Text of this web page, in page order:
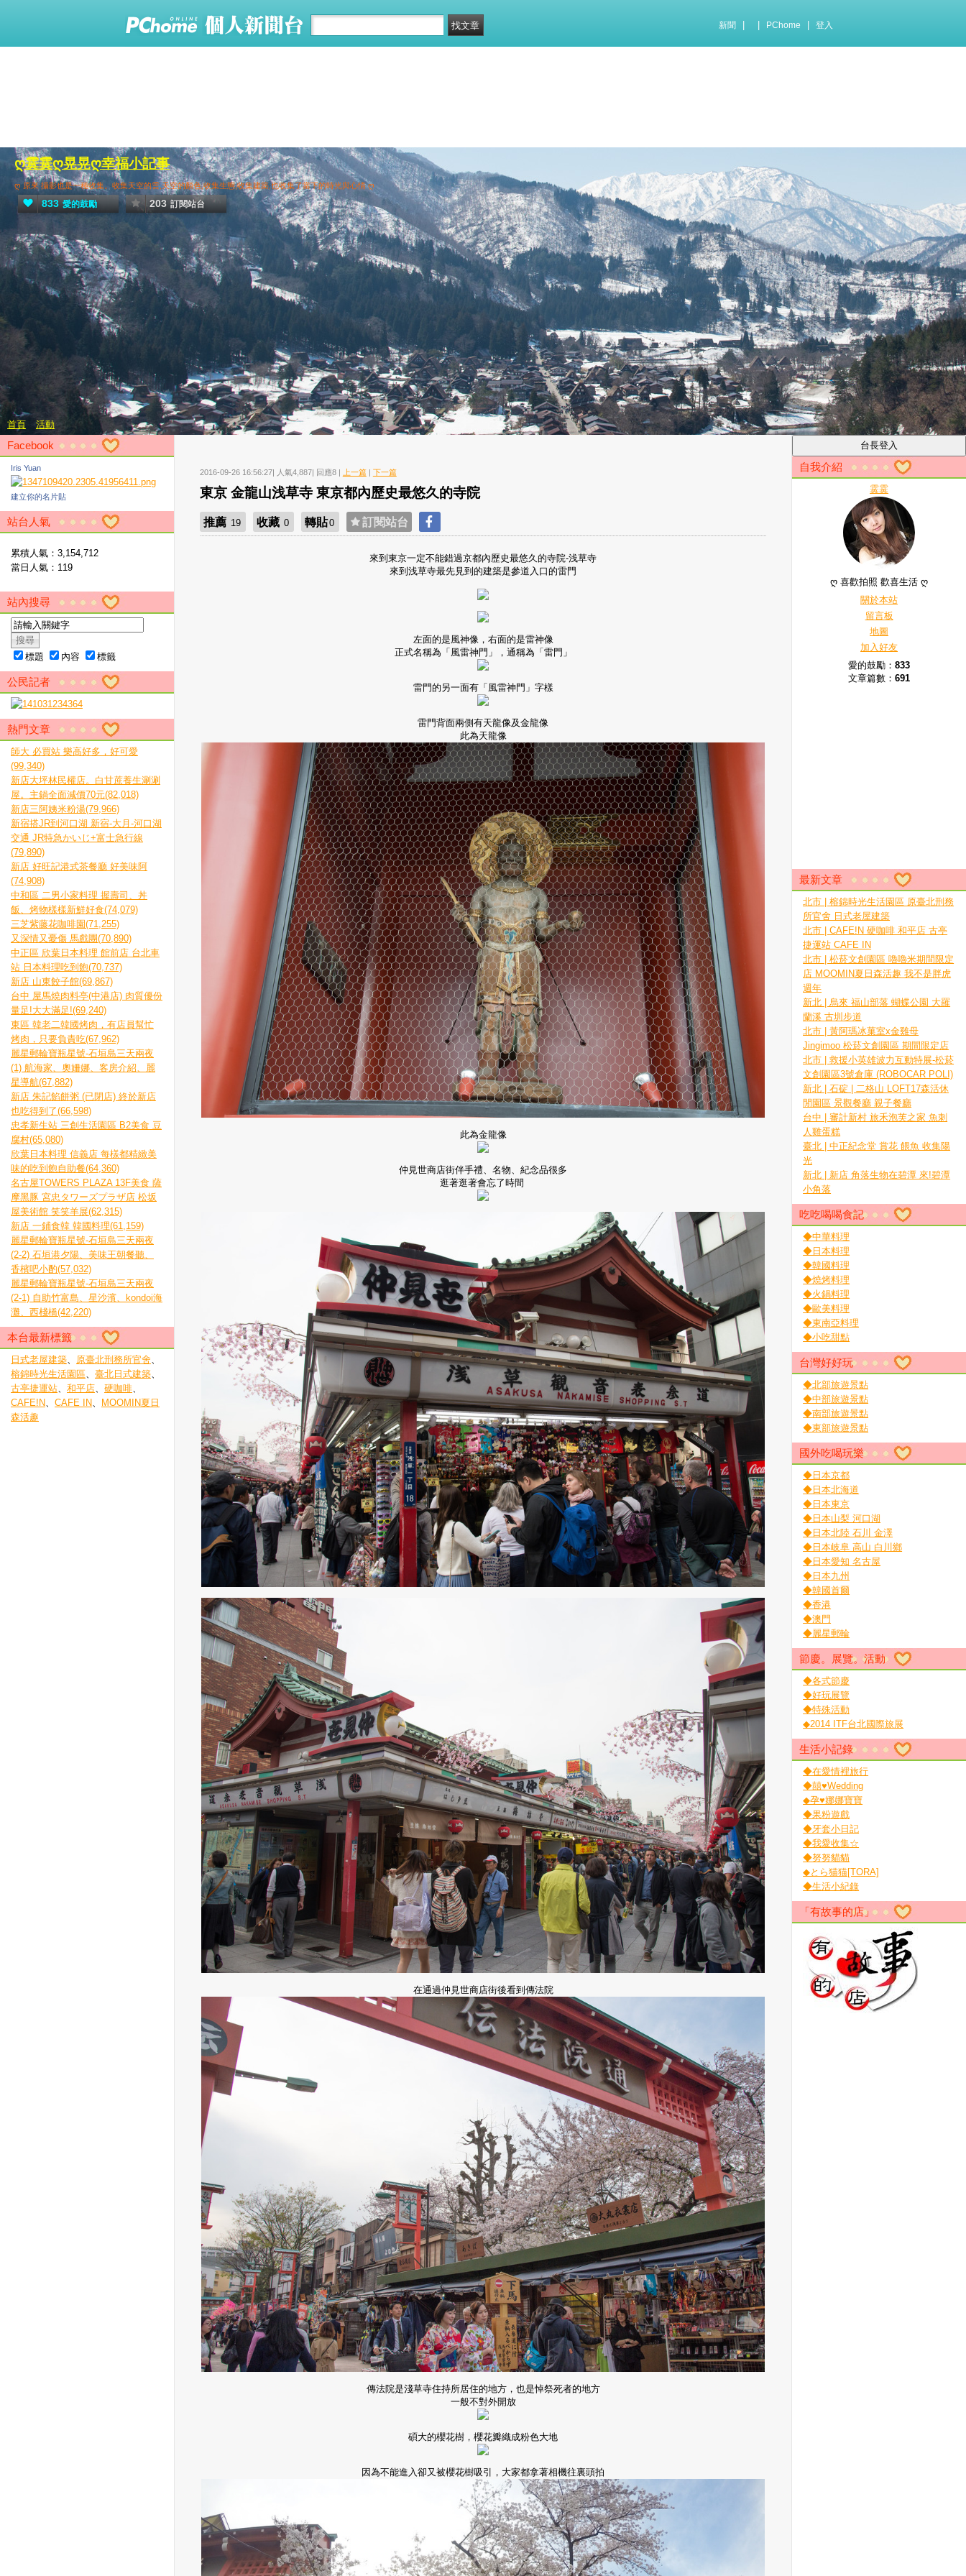
新聞 PChome 登入
ღ霙霙ღ晃晃ღ幸福小記事
ღ 原來 攝影也是一種收集。收集天空的雲,天空的顏色,收集生態,收集建築,也收集了當下的時光與心情 ღ
833 愛的鼓勵 203 訂閱站台
首頁 活動
2016-09-26 16:56:27| 人氣4,887| 回應8 | 上一篇| 下一篇
東京 金龍山浅草寺 東京都內歷史最悠久的寺院
推薦 19 收藏 0 轉貼0 訂閱站台
來到東京一定不能錯過京都內歷史最悠久的寺院-浅草寺
來到 浅草寺最先見到的建築是參道入口的雷門
左面的是風神像，右面的是雷神像
正式名稱為「風雷神門」，通稱為「雷門」
雷門的另一面有「風雷神門」字樣
雷門背面兩側有天龍像及金龍像
此為天龍像
此為金龍像
仲見世商店街伴手禮、名物、紀念品很多
逛著逛著會忘了時間
在通過仲見世商店街後看到傳法院
傳法院是淺草寺住持所居住的地方，也是悼祭死者的地方
一般不對外開放
碩大的櫻花樹，櫻花瓣織成粉色大地
因為不能進入卻又被櫻花樹吸引，大家都拿著相機往裏頭拍
自我介紹
霙霙
ღ 喜歡拍照 歡喜生活 ღ
關於本站
留言板
地圖
加入好友
愛的鼓勵：833
文章篇數：691
最新文章
北市 | 榕錦時光生活園區 原臺北刑務
所官舍 日式老屋建築
北市 | CAFE!N 硬咖啡 和平店 古亭
捷運站 CAFE IN
北市 | 松菸文創園區 嚕嚕米期間限定
店 MOOMIN夏日森活趣 我不是胖虎
週年
新北 | 烏來 福山部落 蝴蝶公園 大羅
蘭溪 古圳步道
北市 | 黃阿瑪冰菓室x金雞母
Jingimoo 松菸文創園區 期間限定店
北市 | 救援小英雄波力互動特展-松菸
文創園區3號倉庫 (ROBOCAR POLI)
新北 | 石碇 | 二格山 LOFT17森活休
閒園區 景觀餐廳 親子餐廳
台中 | 審計新村 旅禾泡芙之家 魚刺
人雞蛋糕
臺北 | 中正紀念堂 賞花 餵魚 收集陽
光
新北 | 新店 角落生物在碧潭 來!碧潭
小角落
吃吃喝喝食記
◆中華料理
◆日本料理
◆韓國料理
◆燒烤料理
◆火鍋料理
◆歐美料理
◆東南亞料理
◆小吃甜點
台灣好好玩
◆北部旅遊景點
◆中部旅遊景點
◆南部旅遊景點
◆東部旅遊景點
國外吃喝玩樂
◆日本京都
◆日本北海道
◆日本東京
◆日本山梨 河口湖
◆日本北陸 石川 金澤
◆日本岐阜 高山 白川鄉
◆日本愛知 名古屋
◆日本九州
◆韓國首爾
◆香港
◆澳門
◆麗星郵輪
節慶。展覽。活動
◆各式節慶
◆好玩展覽
◆特殊活動
◆2014 ITF台北國際旅展
生活小記錄
◆在愛情裡旅行
◆囍♥Wedding
◆孕♥娜娜寶寶
◆果粉遊戲
◆牙套小日記
◆我愛收集☆
◆努努貓貓
◆とら猫猫[TORA]
◆生活小紀錄
「有故事的店」
Facebook
Iris Yuan
建立你的名片貼
站台人氣
累積人氣： 3,154,712
當日人氣： 119
站內搜尋
標題 內容 標籤
公民記者
熱門文章
師大 必買站 樂高好多，好可愛
(99,340)
新店大坪林民權店。白甘蔗養生涮涮
屋。主鍋全面減價70元(82,018)
新店三阿姨米粉湯(79,966)
新宿搭JR到河口湖 新宿-大月-河口湖
交通 JR特急かいじ+富士急行線
(79,890)
新店 好旺記港式茶餐廳 好美味阿
(74,908)
中和區 二男小家料理 握壽司、丼
飯、烤物樣樣新鮮好食(74,079)
三芝紫藤花咖啡園(71,255)
又深情又憂傷 馬戲團(70,890)
中正區 欣葉日本料理 館前店 台北車
站 日本料理吃到飽(70,737)
新店 山東餃子館(69,867)
台中 屋馬燒肉料亭(中港店) 肉質優份
量足!大大滿足!(69,240)
東區 韓老二韓國烤肉，有店員幫忙
烤肉，只要負責吃(67,962)
麗星郵輪寶瓶星號-石垣島三天兩夜
(1) 航海家、奧姍娜、客房介紹、麗
星導航(67,882)
新店 朱記餡餅粥 (已閉店) 終於新店
也吃得到了(66,598)
忠孝新生站 三創生活園區 B2美食 豆
腐村(65,080)
欣葉日本料理 信義店 每樣都精緻美
味的吃到飽自助餐(64,360)
名古屋TOWERS PLAZA 13F美食 薩
摩黑豚 宮忠タワーズプラザ店 松坂
屋美術館 笑笑羊展(62,315)
新店 一鋪食韓 韓國料理(61,159)
麗星郵輪寶瓶星號-石垣島三天兩夜
(2-2) 石垣港夕陽、美味王朝餐聽、
香檳吧小酌(57,032)
麗星郵輪寶瓶星號-石垣島三天兩夜
(2-1) 自助竹富島、星沙濱、kondoi海
灘、西棧橋(42,220)
本台最新標籤
日式老屋建築、 原臺北刑務所官舍、
榕錦時光生活園區、 臺北日式建築、
古亭捷運站、 和平店、 硬咖啡、
CAFE!N、 CAFE IN、
MOOMIN夏日
森活趣